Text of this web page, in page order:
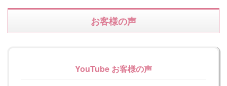
お客様の声
YouTube お客様の声